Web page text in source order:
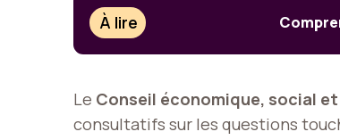
À lire
Le Conseil économique, social
consultatifs sur les questions